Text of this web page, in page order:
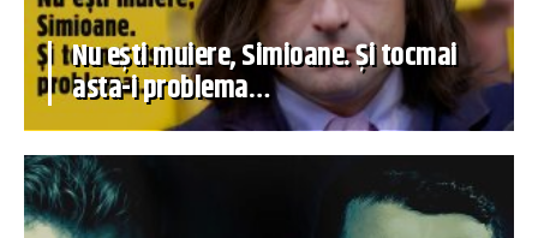
Nu ești muiere, Simioane. Și tocmai
asta-i problema…